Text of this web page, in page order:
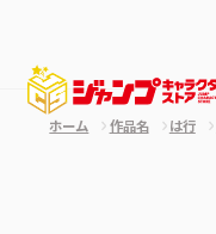
ホーム 作品名 は行